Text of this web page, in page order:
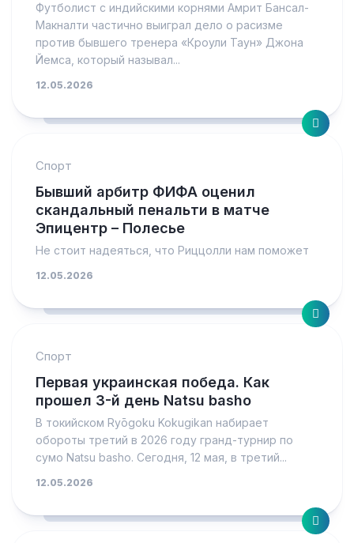
Футболист с индийскими корнями Амрит Бансал-
Макналти частично выиграл дело о расизме
против бывшего тренера «Кроули Таун» Джона
Йемса, который называл...
12.05.2026
Спорт
Бывший арбитр ФИФА оценил
скандальный пенальти в матче
Эпицентр – Полесье
Не стоит надеяться, что Риццолли нам поможет
12.05.2026
Спорт
Первая украинская победа. Как
прошел 3-й день Natsu basho
В токийском Ryōgoku Kokugikan набирает
обороты третий в 2026 году гранд-турнир по
сумо Natsu basho. Сегодня, 12 мая, в третий...
12.05.2026